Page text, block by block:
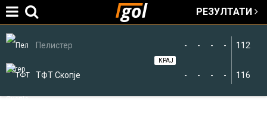
РЕЗУЛТАТИ
Пелистер
ТФТ Скопје
112
116
-
-
-
-
-
-
-
-
КРАЈ